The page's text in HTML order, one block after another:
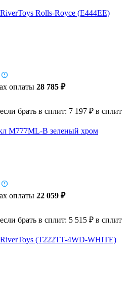
Rolls-Royce (E444EE)
оплаты 28 785 ₽
брать в сплит: 7 197 ₽ в сплит
M777ML-B зеленый хром
оплаты 22 059 ₽
брать в сплит: 5 515 ₽ в сплит
(T222TT-4WD-WHITE)